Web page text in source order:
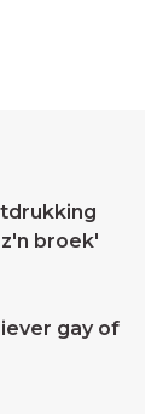
broek'
gay of